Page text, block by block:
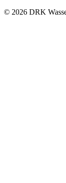
© 2026 DRK